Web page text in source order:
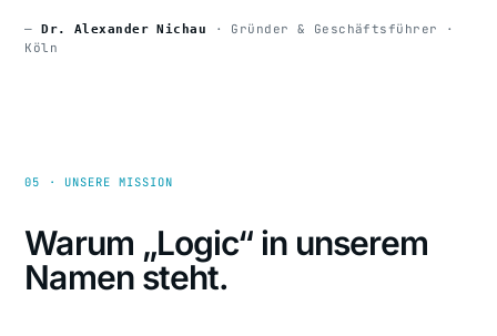
—Dr. Alexander Nichau
· Gründer & Geschäftsführer ·
Köln
05 · UNSERE MISSION
Warum „Logic“ in unserem
Namen steht.